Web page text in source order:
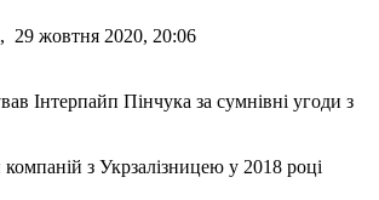
29 жовтня 2020, 20:06
з Укрзалізницею у 2018 році